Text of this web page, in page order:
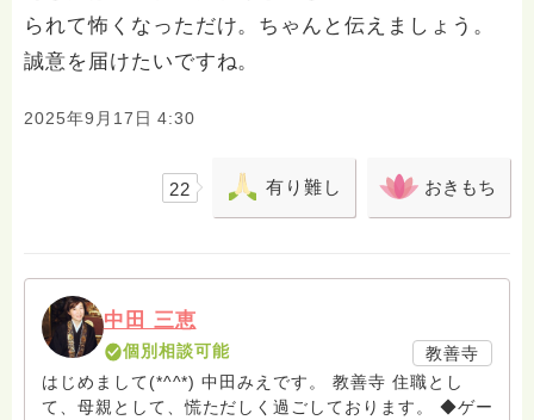
られて怖くなっただけ。ちゃんと伝えましょう。
誠意を届けたいですね。
2025年9月17日 4:30
22 有り難し おきもち
中田 三恵
個別相談可能
教善寺
はじめまして(*^^*) 中田みえです。 教善寺 住職とし
て、母親として、慌ただしく過ごしております。 ◆ゲー